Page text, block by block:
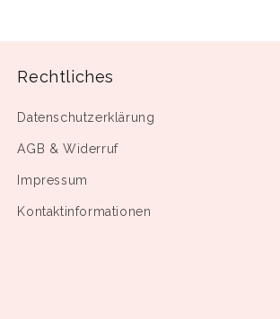
Rechtliches
Datenschutzerklärung
AGB & Widerruf
Impressum
Kontaktinformationen